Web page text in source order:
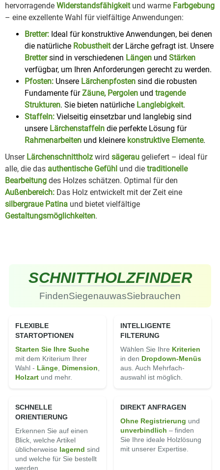
hervorragende Widerstandsfähigkeitund warme Farbgebung
– eine exzellente Wahl für vielfältige Anwendungen:
Bretter: Ideal für konstruktive Anwendungen, bei denen
die natürliche Robustheitder Lärche gefragt ist. Unsere
Brettersind in verschiedenen Längen und Stärken
verfügbar, um Ihren Anforderungen gerecht zu werden.
Pfosten: Unsere Lärchenpfosten sind die robusten
Fundamente fürZäune, Pergolen und tragende
Strukturen. Sie bieten natürliche Langlebigkeit.
Staffeln: Vielseitig einsetzbar und langlebig sind
unsere Lärchenstaffeln die perfekte Lösung für
Rahmenarbeiten und kleinere konstruktive Elemente.
Unser Lärchenschnittholz wird sägerau geliefert – ideal für
alle, die das authentische Gefühl und die traditionelle
Bearbeitung des Holzes schätzen. Optimal für den
Außenbereich: Das Holz entwickelt mit der Zeit eine
silbergraue Patina und bietet vielfältige
Gestaltungsmöglichkeiten.
SCHNITTHOLZFINDER
FindenSiegenauwasSiebrauchen
FLEXIBLE
STARTOPTIONEN
Starten Sie Ihre Suche
mit dem Kriterium Ihrer
Wahl - Länge, Di­men­sion,
Holz­artund mehr.
INTELLIGENTE
FILTERUNG
Wählen Sie Ihre Kriterien
in den Dropdown-Menüs
aus. Auch Mehrfach­
auswahl ist möglich.
SCHNELLE
ORIENTIERUNG
Erkennen Sie auf einen
Blick, welche Artikel
üblicherweise lagernd sind
und welche für Sie bestellt
werden.
DIREKT ANFRAGEN
Ohne Registrierung und
un­ver­bindlich – finden
Sie Ihre ideale Holz­lösung
mit unserer Expertise.